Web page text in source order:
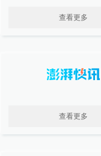
查看更多
查看更多